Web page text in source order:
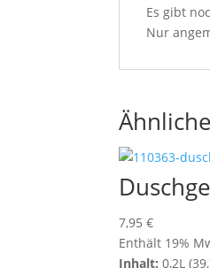
Es gibt
Nur
7,95€
Enthält 19%
Inhalt: 0,2L (